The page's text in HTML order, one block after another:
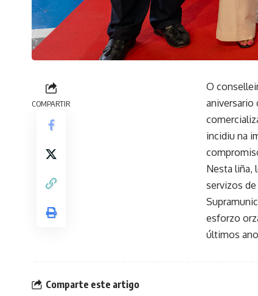
COMPARTIR
O
aniversario
incidiu na
Nesta liña,
servizos
esforzo
últimos
Comparte este artigo